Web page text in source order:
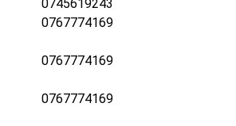
0745619243
0767774169
0767774169
0767774169